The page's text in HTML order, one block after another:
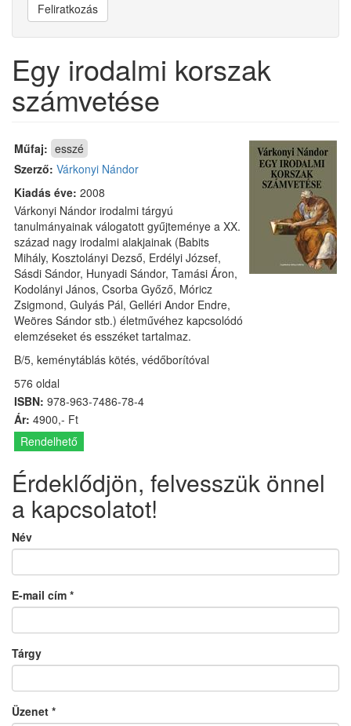
Feliratkozás
Egy irodalmi korszak
számvetése
Műfaj: esszé
Szerző: Várkonyi Nándor
Kiadás éve: 2008
Várkonyi Nándor irodalmi tárgyú
tanulmányainak válogatott gyűjteménye a XX.
század nagy irodalmi alakjainak (Babits
Mihály, Kosztolányi Dezső, Erdélyi József,
Sásdi Sándor, Hunyadi Sándor, Tamási Áron,
Kodolányi János, Csorba Győző, Móricz
Zsigmond, Gulyás Pál, Gelléri Andor Endre,
Weöres Sándor stb.) életművéhez kapcsolódó
elemzéseket és esszéket tartalmaz.
B/5, keménytáblás kötés, védőborítóval
576 oldal
ISBN: 978-963-7486-78-4
Ár: 4900,- Ft
Rendelhető
Érdeklődjön, felvesszük önnel
a kapcsolatot!
Név
E-mail cím *
Tárgy
Üzenet *